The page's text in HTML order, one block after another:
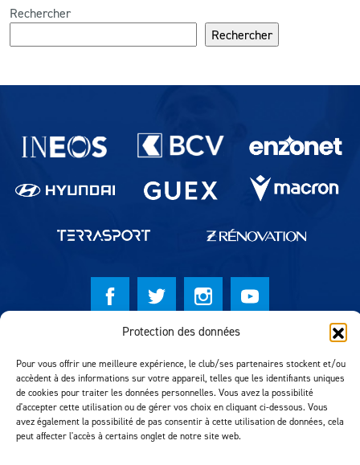
Protection des données
Pour vous offrir une meilleure expérience, le club/ses partenaires stockent et/ou
accèdent à des informations sur votre appareil, telles que les identifiants uniques
de cookies pour traiter les données personnelles. Vous avez la possibilité
d'accepter cette utilisation ou de gérer vos choix en cliquant ci-dessous. Vous
avez également la possibilité de pas consentir à cette utilisation de données, cela
peut affecter l'accès à certains onglet de notre site web.
Rechercher
Rechercher
Partenaires du lausanne-Sport
Réalisation MTM Agency